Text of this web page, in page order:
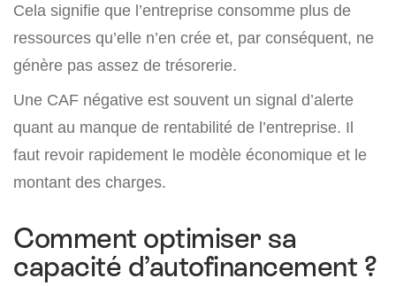
Cela signifie que l’entreprise consomme plus de
ressources qu’elle n’en crée et, par conséquent, ne
génère pas assez de trésorerie.
Une CAF négative est souvent un signal d’alerte
quant au manque de rentabilité de l’entreprise. Il
faut revoir rapidement le modèle économique et le
montant des charges.
Comment optimiser sa
capacité d’autofinancement ?